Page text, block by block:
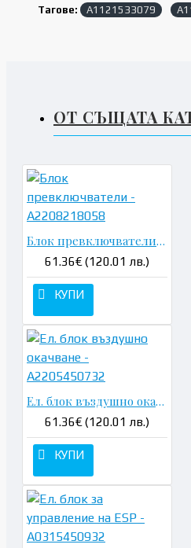
Тагове: A1121533079
ОТ СЪЩАТА
Блок превключватели - A2208218058
61.36€ (120.01 лв.)
КУПИ
Ел. блок въздушно окачване - A2205450732
61.36€ (120.01 лв.)
КУПИ